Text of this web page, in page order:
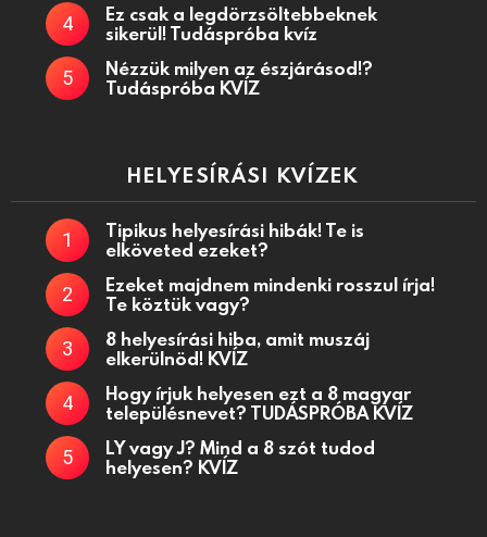
Ez csak a legdörzsöltebbeknek
sikerül! Tudáspróba kvíz
Nézzük milyen az észjárásod!?
Tudáspróba KVÍZ
HELYESÍRÁSI KVÍZEK
Tipikus helyesírási hibák! Te is
elköveted ezeket?
Ezeket majdnem mindenki rosszul írja!
Te köztük vagy?
8 helyesírási hiba, amit muszáj
elkerülnöd! KVÍZ
Hogy írjuk helyesen ezt a 8 magyar
településnevet? TUDÁSPRÓBA KVÍZ
LY vagy J? Mind a 8 szót tudod
helyesen? KVÍZ